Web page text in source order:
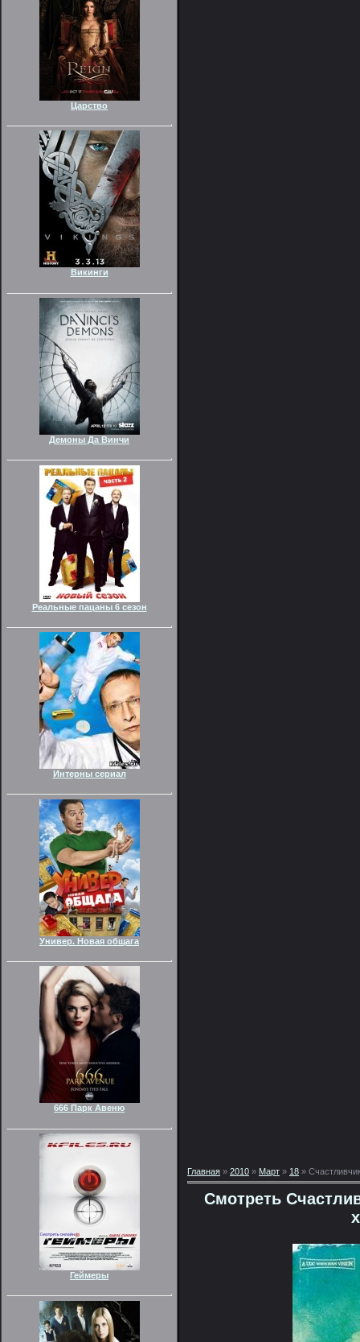
Царство
Викинги
Демоны Да Винчи
Реальные пацаны 6 сезон
Интерны сериал
Универ. Новая общага
666 Парк Авеню
Геймеры
Главная » 2010 » Март » 18 »
Смотреть